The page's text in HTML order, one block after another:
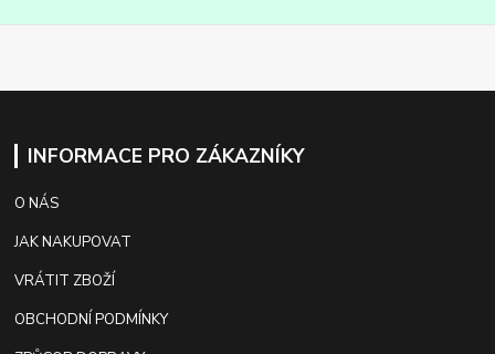
INFORMACE PRO ZÁKAZNÍKY
O NÁS
JAK NAKUPOVAT
VRÁTIT ZBOŽÍ
OBCHODNÍ PODMÍNKY